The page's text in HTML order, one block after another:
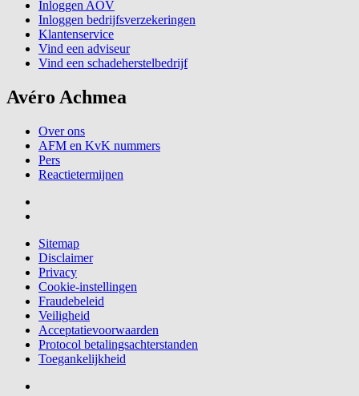
Inloggen AOV
Inloggen bedrijfsverzekeringen
Klantenservice
Vind een adviseur
Vind een schadeherstelbedrijf
Avéro Achmea
Over ons
AFM en KvK nummers
Pers
Reactietermijnen
Sitemap
Disclaimer
Privacy
Cookie-instellingen
Fraudebeleid
Veiligheid
Acceptatievoorwaarden
Protocol betalingsachterstanden
Toegankelijkheid